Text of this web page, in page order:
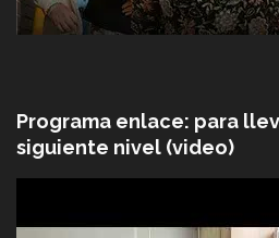
Programa enlace: para
siguiente nivel (video)